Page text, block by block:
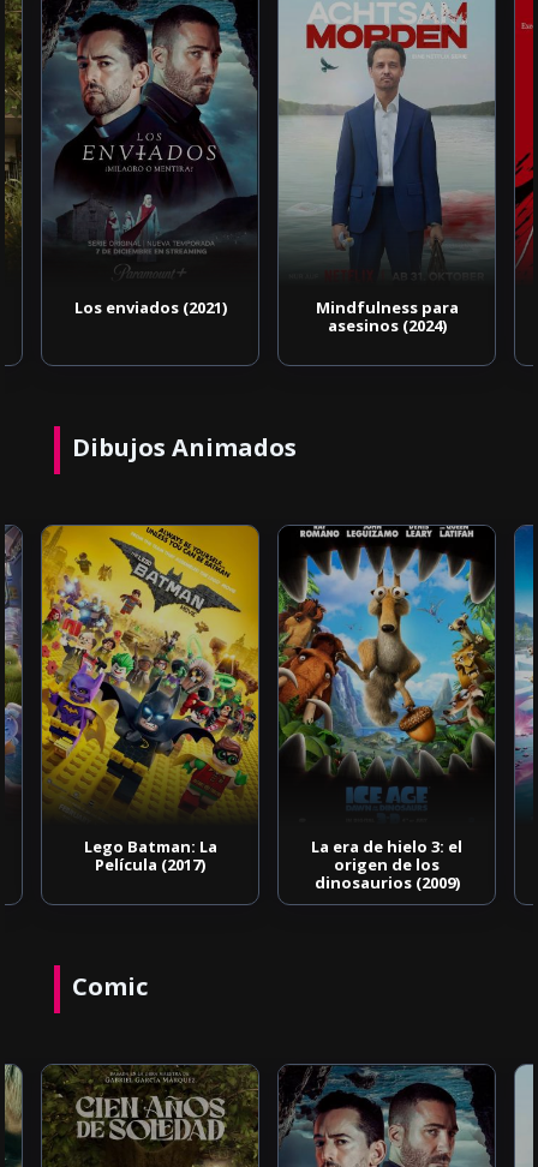
Los enviados (2021)
Mindfulness para
asesinos (2024)
Dibujos Animados
Lego Batman: La
Película (2017)
La era de hielo 3: el
origen de los
dinosaurios (2009)
Comic